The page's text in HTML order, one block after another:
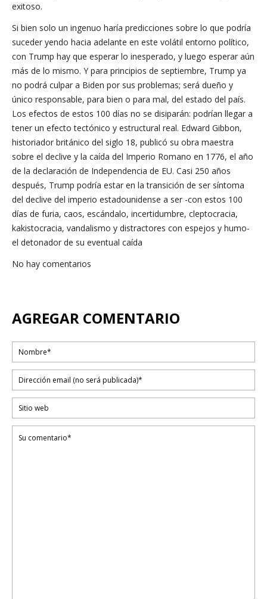
exitoso.
Si bien solo un ingenuo haría predicciones sobre lo que podría
suceder yendo hacia adelante en este volátil entorno político,
con Trump hay que esperar lo inesperado, y luego esperar aún
más de lo mismo. Y para principios de septiembre, Trump ya
no podrá culpar a Biden por sus problemas; será dueño y
único responsable, para bien o para mal, del estado del país.
Los efectos de estos 100 días no se disiparán: podrían llegar a
tener un efecto tectónico y estructural real. Edward Gibbon,
historiador británico del siglo 18, publicó su obra maestra
sobre el declive y la caída del Imperio Romano en 1776, el año
de la declaración de Independencia de EU. Casi 250 años
después, Trump podría estar en la transición de ser síntoma
del declive del imperio estadounidense a ser -con estos 100
días de furia, caos, escándalo, incertidumbre, cleptocracia,
kakistocracia, vandalismo y distractores con espejos y humo-
el detonador de su eventual caída
No hay comentarios
AGREGAR COMENTARIO